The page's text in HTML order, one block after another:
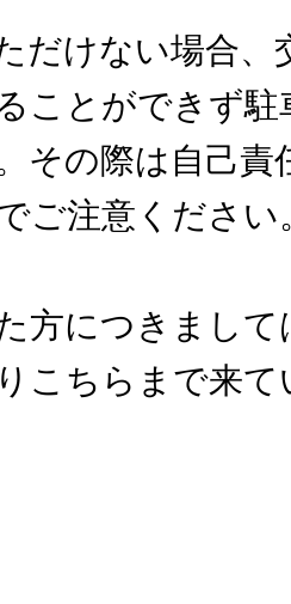
だけない場合、
ことができず駐
その際は自己責
ご注意ください
方につきまして
こちらまで来